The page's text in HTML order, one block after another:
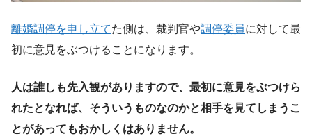
離婚調停を申し立てた側は、裁判官や調停委員に対して最
初に意見をぶつけることになります。
人は誰しも先入観がありますので、最初に意見をぶつけら
れたとなれば、そういうものなのかと相手を見てしまうこ
とがあってもおかしくはありません。